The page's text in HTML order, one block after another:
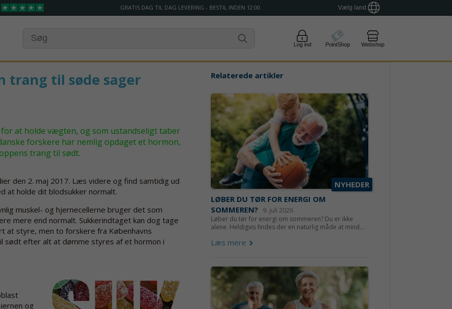
GRATIS DAG TIL DAG LEVERING - BESTIL INDEN 12:00 Vælg land
Log ind PointShop Webshop
trang til søde sager
at holde vægten, og som ustandseligt taber
forskere har nemlig opdaget et hormon,
trang til sødt.
den 2. maj 2017. Læs videre og find samtidig ud
at holde dit blodsukker normalt.
muskel- og hjernecellerne bruger det som
mere end normalt. Sukkerindtaget kan dog tage
at styre, men to forskere fra Københavns
sødt efter alt at dømme styres af et hormon i
og
Relaterede artikler
NYHEDER
LØBER DU TØR FOR ENERGI OM
SOMMEREN?
9. juli 2026
Løber du tør for energi om sommeren? Du er ikke
alene. Heldigvis findes der en naturlig måde at mind...
Læs mere